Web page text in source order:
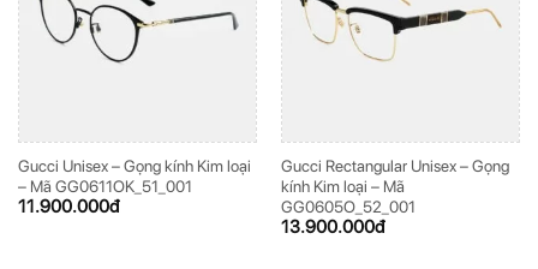
Gucci Unisex – Gọng kính Kim loại
– Mã GG0611OK_51_001
11.900.000đ
Gucci Rectangular Unisex – Gọng
kính Kim loại – Mã
GG0605O_52_001
13.900.000đ